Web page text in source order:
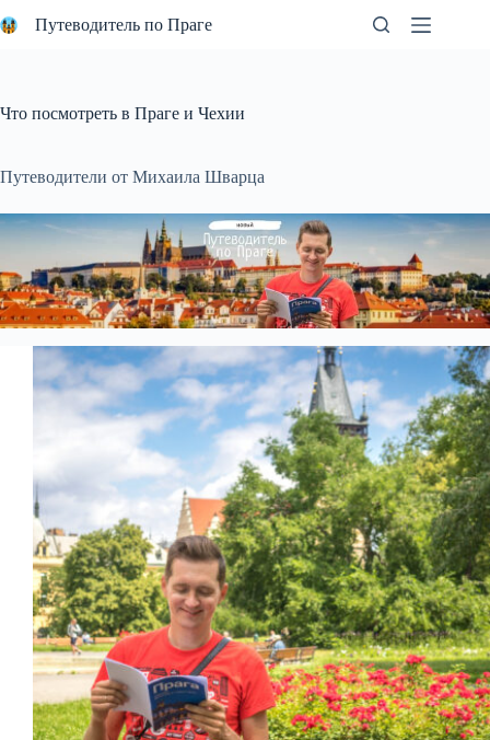
к
Путеводитель по Праге
Что посмотреть в Праге и Чехии
Путеводители от Михаила Шварца